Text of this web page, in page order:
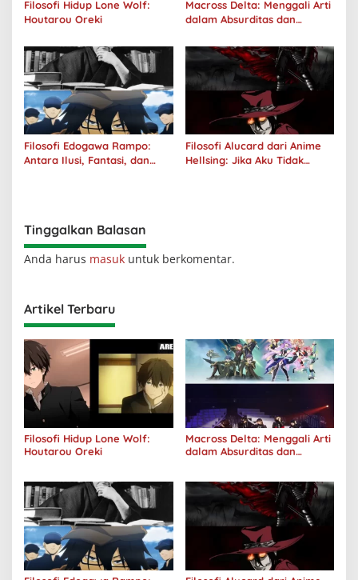
Filosofi Hidup Lone Wolf:
Houtarou Oreki
Macross Delta: Menggali Arti
dalam Absurditas dan
Filosofi Edogawa Rampo:
Antara Ilusi, Fantasi, dan
Filosofi Alucard dari Anime
Hellsing: Jika Aku Tidak
Tinggalkan Balasan
Anda harus masuk untuk berkomentar.
Artikel Terbaru
Filosofi Hidup Lone Wolf:
Houtarou Oreki
Macross Delta: Menggali Arti
dalam Absurditas dan